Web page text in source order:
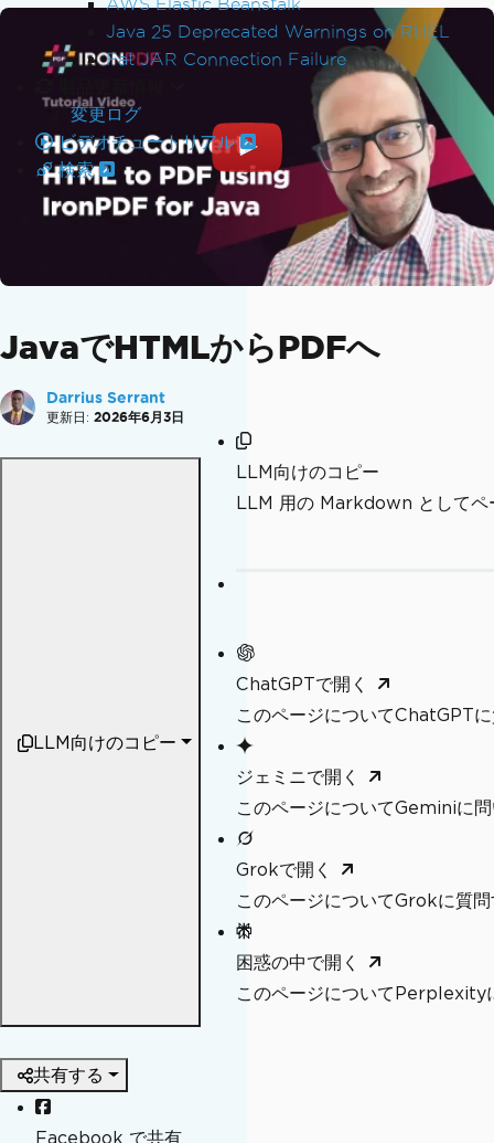
AWS Elastic Beanstalk
Java 25 Deprecated Warnings on RHEL
Fat JAR Connection Failure
変更ログ
ビデオチュートリアル
検索
JavaでHTMLからPDFへ
Darrius Serrant
更新日: 2026年6月3日
LLM向けのコピー
LLM向けのコピー
LLM 用の Markdown としてペ
ChatGPTで開く
このページについてChatGPT
ジェミニで開く
このページについてGeminiに
Grokで開く
このページについてGrokに質
困惑の中で開く
このページについてPerplexity
共有する
Facebook で共有